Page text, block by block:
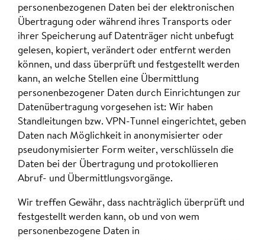
personenbezogenen Daten bei der elektronischen
Übertragung oder während ihres Transports oder
ihrer Speicherung auf Datenträger nicht unbefugt
gelesen, kopiert, verändert oder entfernt werden
können, und dass überprüft und festgestellt werden
kann, an welche Stellen eine Übermittlung
personenbezogener Daten durch Einrichtungen zur
Datenübertragung vorgesehen ist: Wir haben
Standleitungen bzw. VPN-Tunnel eingerichtet, geben
Daten nach Möglichkeit in anonymisierter oder
pseudonymisierter Form weiter, verschlüsseln die
Daten bei der Übertragung und protokollieren
Abruf- und Übermittlungsvorgänge.
Wir treffen Gewähr, dass nachträglich überprüft und
festgestellt werden kann, ob und von wem
personenbezogene Daten in